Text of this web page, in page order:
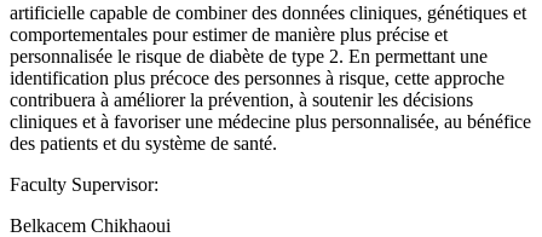
artificielle capable de combiner des données cliniques, génétiques et
comportementales pour estimer de manière plus précise et
personnalisée le risque de diabète de type 2. En permettant une
identification plus précoce des personnes à risque, cette approche
contribuera à améliorer la prévention, à soutenir les décisions
cliniques et à favoriser une médecine plus personnalisée, au bénéfice
des patients et du système de santé.
Faculty Supervisor:
Belkacem Chikhaoui